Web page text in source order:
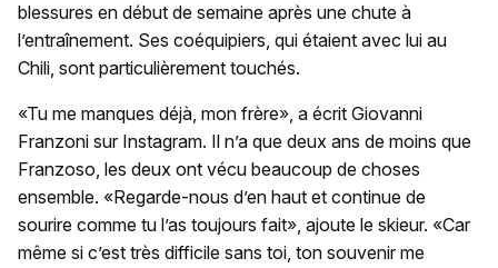
blessures en début de semaine après une chute à
l’entraînement. Ses coéquipiers, qui étaient avec lui au
Chili, sont particulièrement touchés.
«Tu me manques déjà, mon frère», a écrit Giovanni
Franzoni sur Instagram. Il n’a que deux ans de moins que
Franzoso, les deux ont vécu beaucoup de choses
ensemble. «Regarde-nous d’en haut et continue de
sourire comme tu l’as toujours fait», ajoute le skieur. «Car
même si c’est très difficile sans toi, ton souvenir me